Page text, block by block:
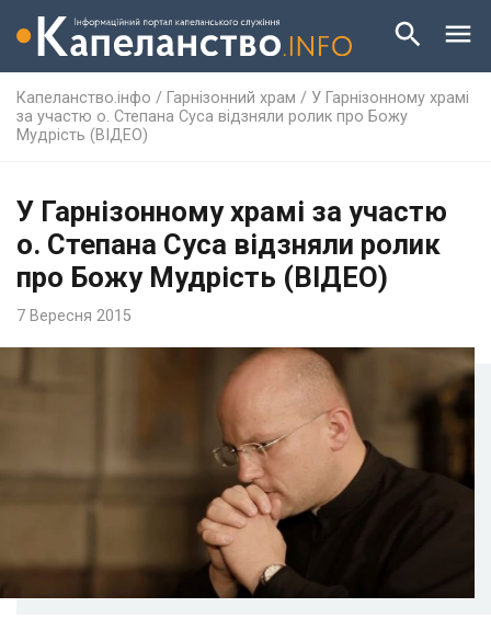
Капеланство.інфо / Гарнізонний храм / У Гарнізонному храмі
за участю о. Степана Суса відзняли ролик про Божу
Мудрість (ВІДЕО)
У Гарнізонному храмі за участю
о. Степана Суса відзняли ролик
про Божу Мудрість (ВІДЕО)
7 Вересня 2015